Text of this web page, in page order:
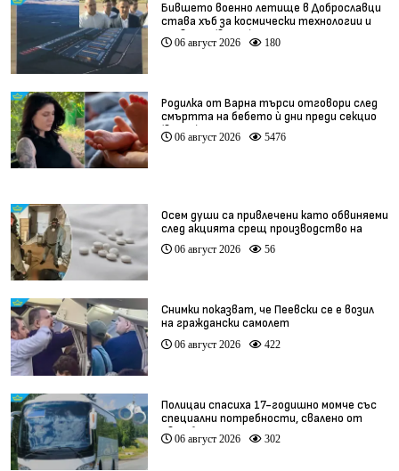
Бившето военно летище в Доброславци
става хъб за космически технологии и
иновации (видео)
06 август 2026 180
Родилка от Варна търси отговори след
смъртта на бебето ѝ дни преди секцио
(видео)
06 август 2026 5476
Осем души са привлечени като обвиняеми
след акцията срещ производство на
фентанил
06 август 2026 56
Снимки показват, че Пеевски се е возил
на граждански самолет
06 август 2026 422
Полицаи спасиха 17-годишно момче със
специални потребности, свалено от
автобус
06 август 2026 302